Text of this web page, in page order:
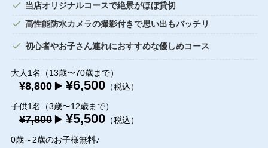
当店オリジナルコースで絶景がほぼ貸切
高性能防水カメラの撮影付きで思い出もバッチリ
初心者やお子さん連れにおすすめな優しめコース
大人1名（13歳〜70歳まで）
¥8,800 ▶️ ¥6,500（税込）
子供1名（3歳〜12歳まで）
¥7,800 ▶️ ¥5,500（税込）
0歳～2歳のお子様無料♪